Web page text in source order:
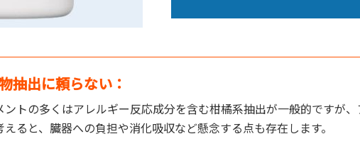
出に頼らない：
トの多くはアレルギー反応成分を含む柑橘系抽出が一般的ですが
ると、臓器への負担や消化吸収など懸念する点も存在します。